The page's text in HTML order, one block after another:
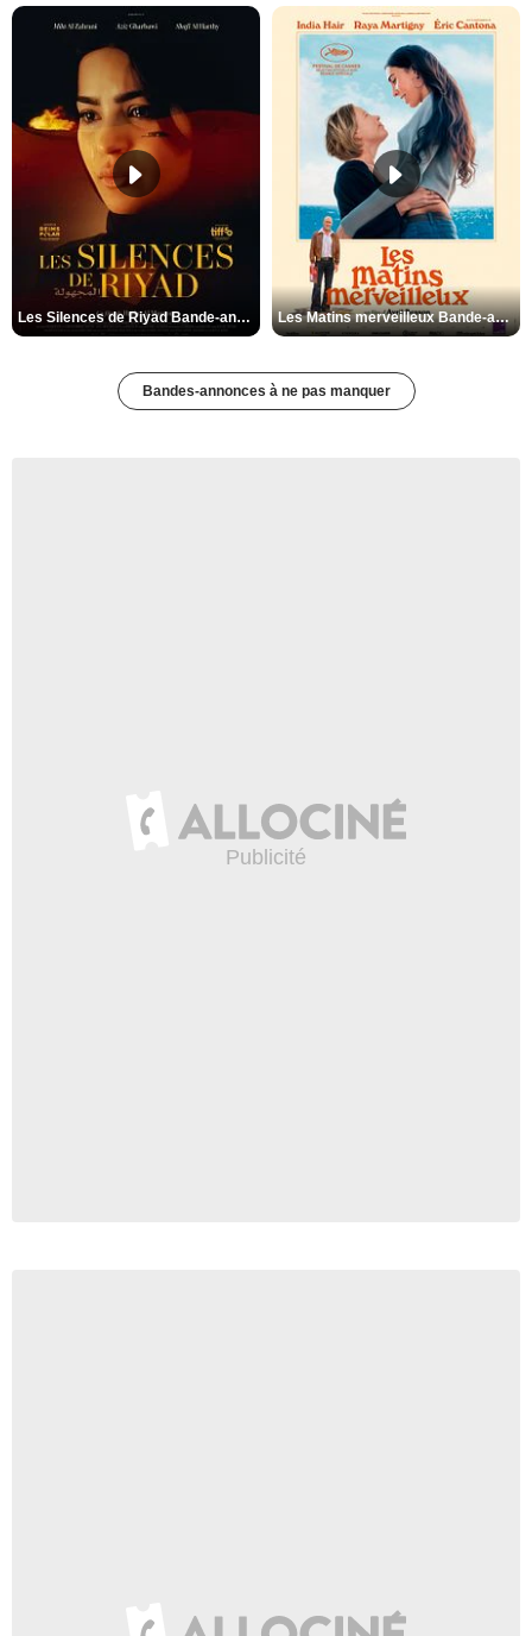
Les Silences de Riyad Bande-annonce VO STFR Les Matins merveilleux Bande-annonce VF
Bandes-annonces à ne pas manquer